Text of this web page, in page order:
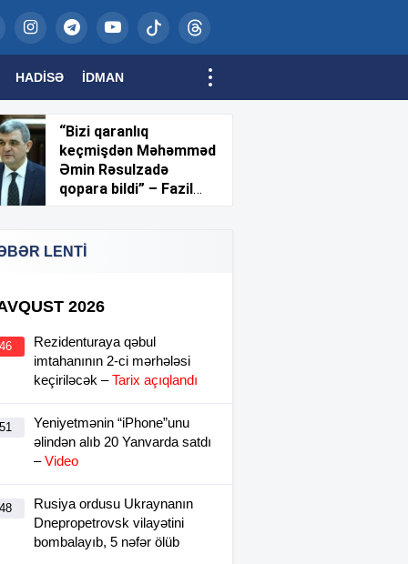
HADISƏ İDMAN
“Bizi qaranlıq
keçmişdən Məhəmməd
Əmin Rəsulzadə
qopara bildi” – Fazil
LENTİ
2026
Rezidenturaya qəbul
imtahanının 2-ci mərhələsi
keçiriləcək –Tarix açıqlandı
Yeniyetmənin “iPhone”unu
əlindən alıb 20 Yanvarda satdı
–Video
Rusiya ordusu Ukraynanın
Dnepropetrovsk vilayətini
bombalayıb, 5 nəfər ölüb